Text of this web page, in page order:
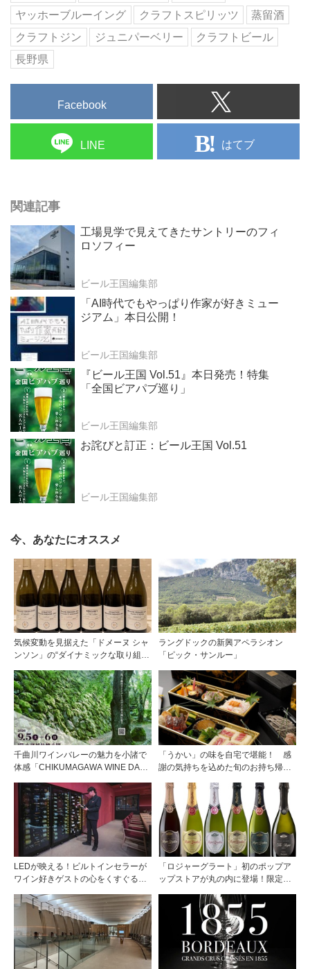
ヤッホーブルーイング
クラフトスピリッツ
蒸留酒
クラフトジン
ジュニパーベリー
クラフトビール
長野県
Facebook
LINE はてブ
関連記事
工場見学で見えてきたサントリーのフィ
ロソフィー
ビール王国編集部
「AI時代でもやっぱり作家が好きミュー
ジアム」本日公開！
ビール王国編集部
『ビール王国 Vol.51』本日発売！特集
「全国ビアパブ巡り」
ビール王国編集部
お詫びと訂正：ビール王国 Vol.51
ビール王国編集部
今、あなたにオススメ
気候変動を見据えた「ドメーヌ シャ
ンソン」の“ダイナミックな取り組
ラングドックの新興アペラシオン
「ピック・サンルー」
千曲川ワインバレーの魅力を小諸で
体感「CHIKUMAGAWA WINE DAYS
「うかい」の味を自宅で堪能！ 感
謝の気持ちを込めた旬のお持ち帰り
LEDが映える！ビルトインセラーが
ワイン好きゲストの心をくすぐる
「ロジャーグラート」初のポップア
ップストアが丸の内に登場！限定キ